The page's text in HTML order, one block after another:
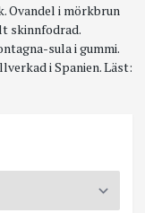
Ovandel i mörkbrun
skinnfodrad.
sula i gummi.
i Spanien. Läst: